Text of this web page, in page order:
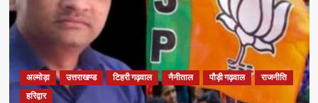
अल्मोड़ा उत्तराखण्ड टिहरी गढ़वाल नैनीताल पौड़ी गढ़वाल
राजनीति
हरिद्वार